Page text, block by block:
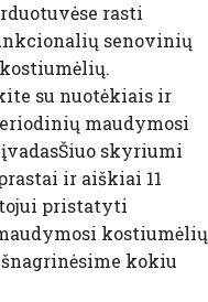
rasti
senovinių
su nuotėkiais ir
maudymosi
skyriumi
ir aiškiai 11
pristatyti
kostiumėlių
kokiu